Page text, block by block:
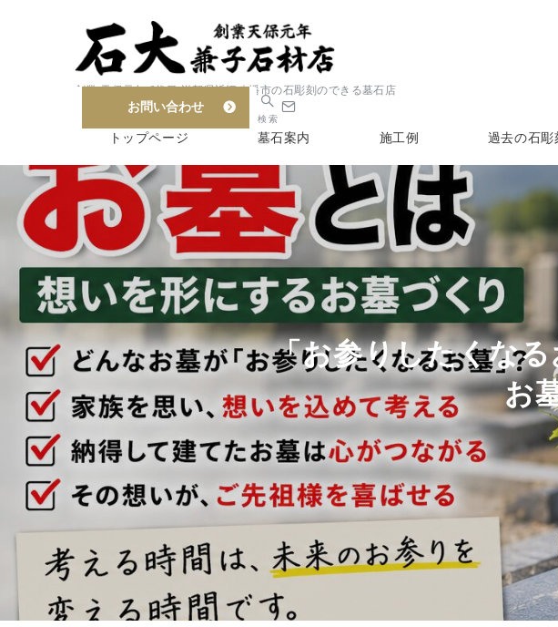
創業 天保元年 6代目 滋賀県近江八幡市の石彫刻のできる墓石店
お問い合わせ
検索
トップページ 墓石案内 施工例 過去の石彫
「お参りしたくな
お